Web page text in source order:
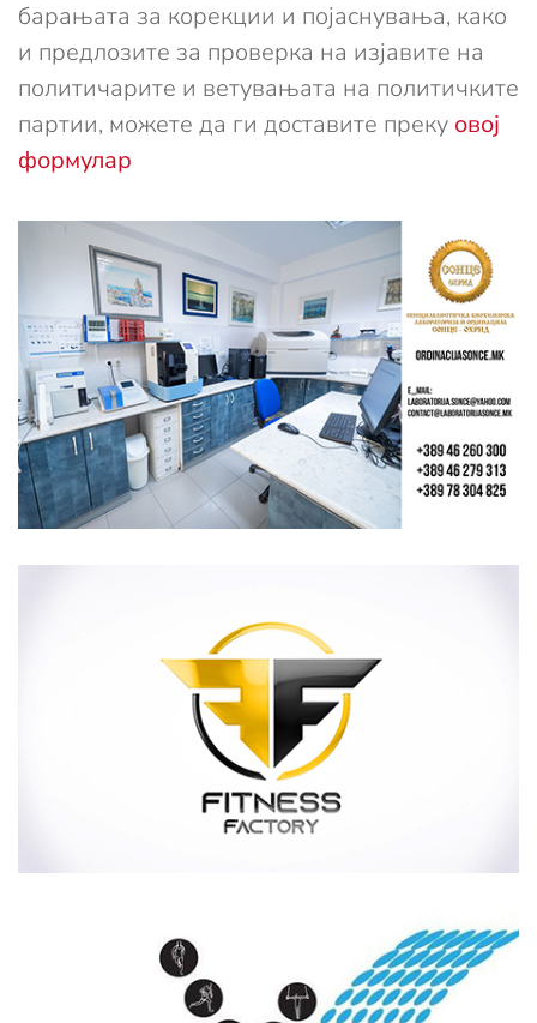
барањата за корекции и појаснувања, како
и предлозите за проверка на изјавите на
политичарите и ветувањата на политичките
партии, можете да ги доставите преку овој
формулар